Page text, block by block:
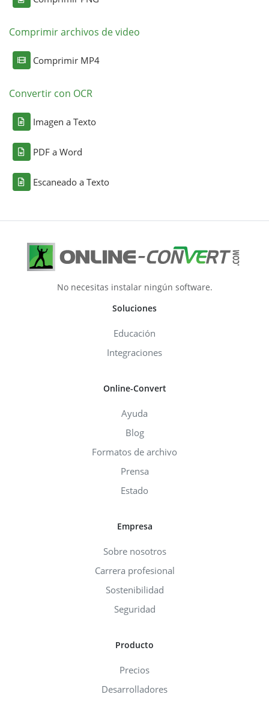
Comprimir archivos de video
Comprimir MP4
Convertir con OCR
Imagen a Texto
PDF a Word
Escaneado a Texto
No necesitas instalar ningún software.
Soluciones
Educación
Integraciones
Online-Convert
Ayuda
Blog
Formatos de archivo
Prensa
Estado
Empresa
Sobre nosotros
Carrera profesional
Sostenibilidad
Seguridad
Producto
Precios
Desarrolladores